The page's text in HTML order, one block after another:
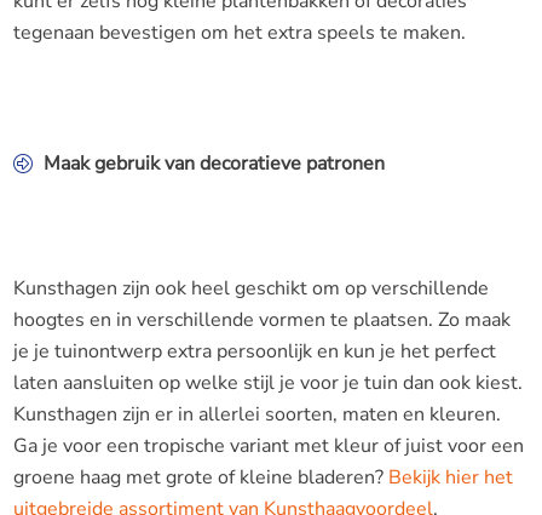
tegenaan bevestigen om het extra speels te maken.
Maak gebruik van decoratieve patronen
Kunsthagen zijn ook heel geschikt om op verschillende
hoogtes en in verschillende vormen te plaatsen. Zo maak
je je tuinontwerp extra persoonlijk en kun je het perfect
laten aansluiten op welke stijl je voor je tuin dan ook kiest.
Kunsthagen zijn er in allerlei soorten, maten en kleuren.
Ga je voor een tropische variant met kleur of juist voor een
groene haag met grote of kleine bladeren? Bekijk hier het
uitgebreide assortiment van Kunsthaagvoordeel.